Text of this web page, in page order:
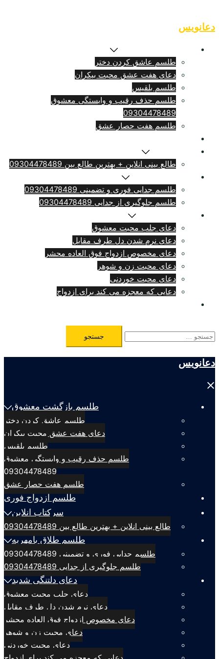
to
content
دعانویس
طلسم عاشق کردن دختر
دعای هفت عشق محبت بیکران
طلسم بلقيس
طلسم حذف رقیب و وابستگی معشوق
09304478489
طلسم هفت حصار عشق
طالع بینی انلاین + بهترین طالع بین 09304478489
طلسم جدایی فوری و تضمینی 09304478489
طلسم جلوگیری از جدایی 09304478489
دعای جلب محبت معشوق
دعای نرم شدن دل طرف مقابل
دعای مخصوص ازدواج فوق العاده محشر
دعای محبت زن و شوهر
دعای محبت خوردنی
دعایی که معجزه می کند برای ازدواج
جستجو
برای:
دعانویس
Close
طلسم بازگشت معشوق
طلسم عاشق کردن دختر
دعای هفت عشق محبت بیکران
طلسم بلقيس
طلسم حذف رقیب و وابستگی معشوق
09304478489
طلسم هفت حصار عشق
طلسم ازدواج فوری
سرکتاب انلاین
طالع بینی انلاین + بهترین طالع بین 09304478489
طلسم طلاق بامهریه
طلسم جدایی فوری و تضمینی 09304478489
طلسم جلوگیری از جدایی 09304478489
دعای دلتنگی شدید
دعای جلب محبت معشوق
دعای نرم شدن دل طرف مقابل
دعای مخصوص ازدواج فوق العاده محشر
دعای محبت زن و شوهر
دعای محبت خوردنی